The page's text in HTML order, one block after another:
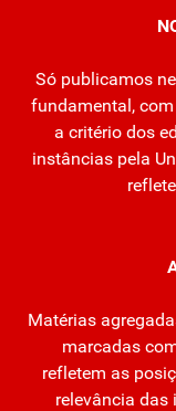
Só publicamos
fundamental,
a critério dos
instâncias pela
Matérias
marcadas
refletem as
relevância